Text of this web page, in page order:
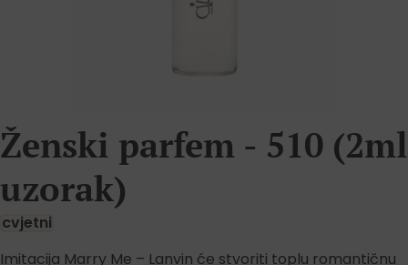
Ženski parfem - 510 (2ml
uzorak)
cvjetni
Imitacija Marry Me – Lanvin će stvoriti toplu romantičnu